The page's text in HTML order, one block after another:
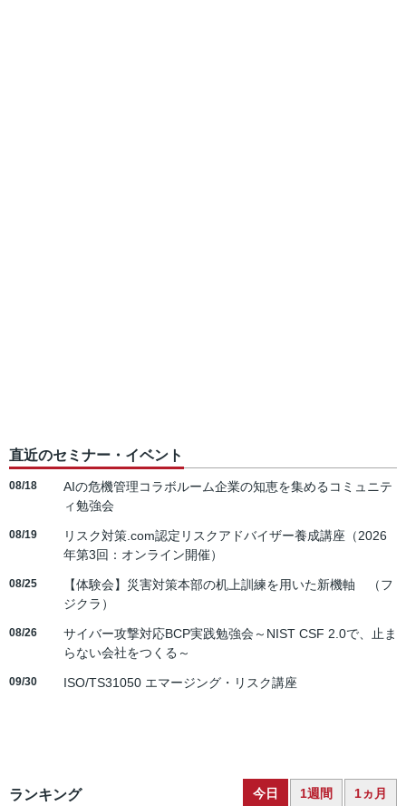
直近のセミナー・イベント
08/18
AIの危機管理コラボルーム企業の知恵を集めるコミュニテ
ィ勉強会
08/19
リスク対策.com認定リスクアドバイザー養成講座（2026
年第3回：オンライン開催）
08/25
【体験会】災害対策本部の机上訓練を用いた新機軸 （フ
ジクラ）
08/26
サイバー攻撃対応BCP実践勉強会～NIST CSF 2.0で、止ま
らない会社をつくる～
09/30 ISO/TS31050 エマージング・リスク講座
ランキング 今日 1週間 1ヵ月